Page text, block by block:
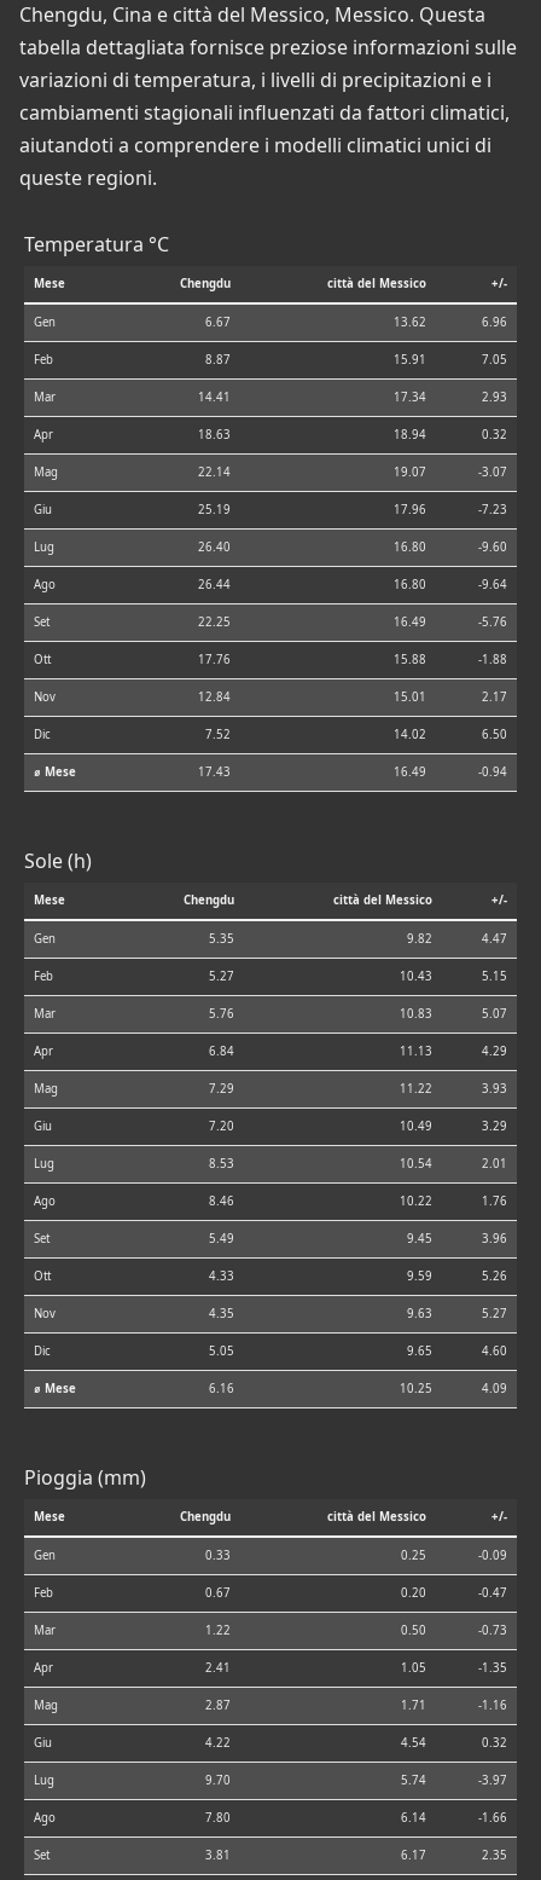
Chengdu, Cina e città del Messico, Messico. Questa
tabella dettagliata fornisce preziose informazioni sulle
variazioni di temperatura, i livelli di precipitazioni e i
cambiamenti stagionali influenzati da fattori climatici,
aiutandoti a comprendere i modelli climatici unici di
queste regioni.
Temperatura °C
Mese Chengdu città del Messico +/-
Gen 6.67 13.62 6.96
Feb 8.87 15.91 7.05
Mar 14.41 17.34 2.93
Apr 18.63 18.94 0.32
Mag 22.14 19.07 -3.07
Giu 25.19 17.96 -7.23
Lug 26.40 16.80 -9.60
Ago 26.44 16.80 -9.64
Set 22.25 16.49 -5.76
Ott 17.76 15.88 -1.88
Nov 12.84 15.01 2.17
Dic 7.52 14.02 6.50
⌀ Mese 17.43 16.49 -0.94
Sole (h)
Mese Chengdu città del Messico +/-
Gen 5.35 9.82 4.47
Feb 5.27 10.43 5.15
Mar 5.76 10.83 5.07
Apr 6.84 11.13 4.29
Mag 7.29 11.22 3.93
Giu 7.20 10.49 3.29
Lug 8.53 10.54 2.01
Ago 8.46 10.22 1.76
Set 5.49 9.45 3.96
Ott 4.33 9.59 5.26
Nov 4.35 9.63 5.27
Dic 5.05 9.65 4.60
⌀ Mese 6.16 10.25 4.09
Pioggia (mm)
Mese Chengdu città del Messico +/-
Gen 0.33 0.25 -0.09
Feb 0.67 0.20 -0.47
Mar 1.22 0.50 -0.73
Apr 2.41 1.05 -1.35
Mag 2.87 1.71 -1.16
Giu 4.22 4.54 0.32
Lug 9.70 5.74 -3.97
Ago 7.80 6.14 -1.66
Set 3.81 6.17 2.35